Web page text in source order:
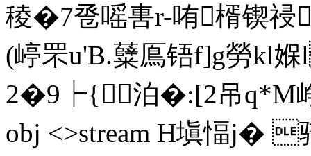
稜�7卺嗂軎r-哊楈锲
(嵉罘u'B.糵鳫铻f]g勞kl
2�9┝{泊�:[2吊q*M
obj <>stream H塡愊j�